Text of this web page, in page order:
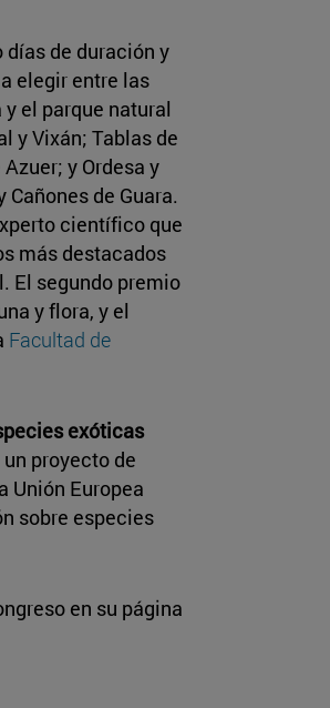
de duración y
elegir entre las
el parque natural
y Vixán; Tablas de
y Ordesa y
de Guara.
científico que
más destacados
El segundo premio
y flora, y el
Facultad de
exóticas
proyecto de
Unión Europea
sobre especies
en su página